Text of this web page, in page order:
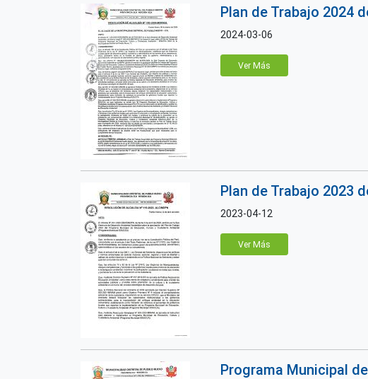
Plan de Trabajo 2024
2024-03-06
Ver Más
Plan de Trabajo 2023
2023-04-12
Ver Más
Programa Municipal